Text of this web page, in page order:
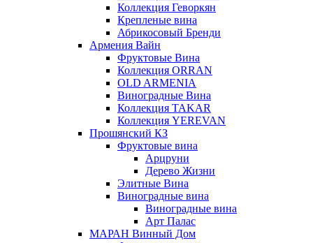
Коллекция Геворкян
Крепленые вина
Абрикосовый Бренди
Армения Вайн
Фруктовые Вина
Коллекция ORRAN
OLD ARMENIA
Виноградные Вина
Коллекция TAKAR
Коллекция YEREVAN
Прошянский КЗ
Фруктовые вина
Арцруни
Дерево Жизни
Элитные Вина
Виноградные вина
Виноградные вина
Арт Палас
МАРАН Винный Дом